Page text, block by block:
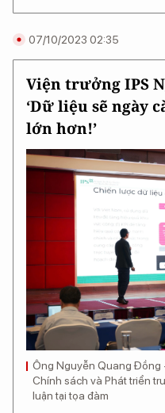
07/10/2023 02:35
Viện trưởng IPS
‘Dữ liệu sẽ ngày
lớn hơn!’
Ông Nguyễn Quang Đồng
Chính sách và Phát triển
luận tại tọa đàm